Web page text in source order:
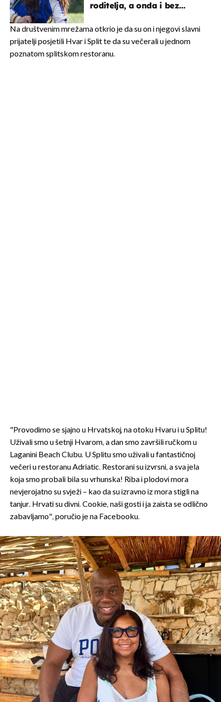
roditelja, a onda i bez
naslijediti
Na društvenim mrežama otkrio je da su on i njegovi slavni
prijatelji posjetili Hvar i Split te da su večerali u jednom
poznatom splitskom restoranu.
"Provodimo se sjajno u Hrvatskoj, na otoku Hvaru i u Splitu!
Uživali smo u šetnji Hvarom, a dan smo završili ručkom u
Laganini Beach Clubu. U Splitu smo uživali u fantastičnoj
večeri u restoranu Adriatic. Restorani su izvrsni, a sva jela
koja smo probali bila su vrhunska! Riba i plodovi mora
nevjerojatno su svježi – kao da su izravno iz mora stigli na
tanjur. Hrvati su divni. Cookie, naši gosti i ja zaista se odlično
zabavljamo", poručio je na Facebooku.